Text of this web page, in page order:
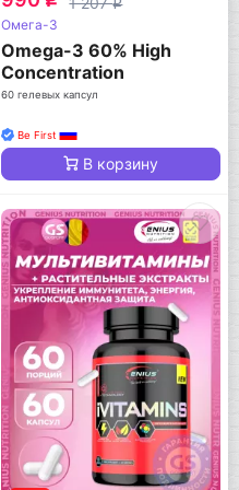
q
Омега-3
Omega-3 60% High
Concentration
60 гелевых капсул
Be First
В корзину